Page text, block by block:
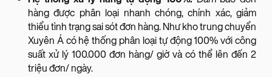
hàng được phân loại nhanh chóng, chính xác, giảm
thiểu tình trạng sai sót đơn hàng. Như kho trung chuyển
Xuyên Á có hệ thống phân loại tự động 100% với công
suất xử lý 100.000 đơn hàng/ giờ và có thể lên đến 2
triệu đơn/ ngày.